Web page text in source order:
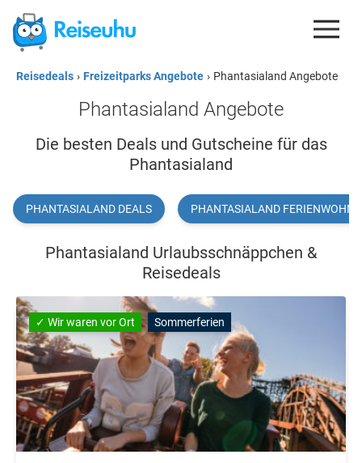
REISEDEALS
GUTSCHEINE
KREDITKARTEN
REISEBLOG
Reisedeals › Freizeitparks Angebote › Phantasialand Angebote
Phantasialand Angebote
Die besten Deals und Gutscheine für das
Phantasialand
PHANTASIALAND DEALS PHANTASIALAND
Phantasialand Urlaubsschnäppchen &
Reisedeals
✓ Wir waren vor Ort Sommerferien